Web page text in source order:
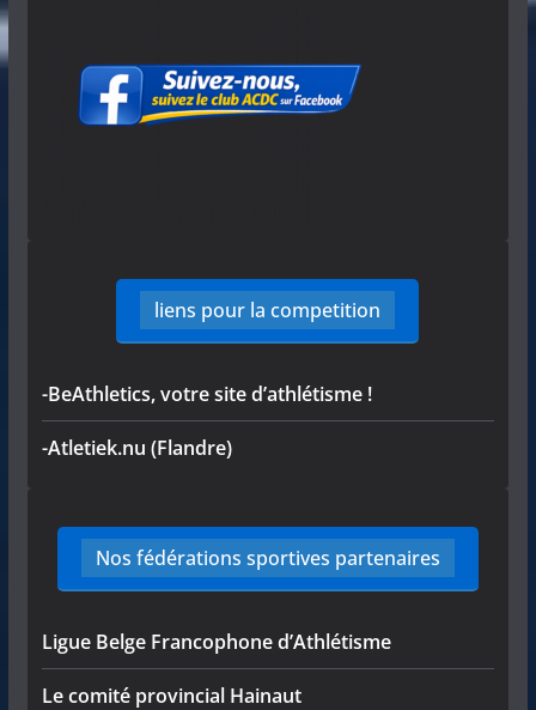
liens pour la competition
-BeAthletics, votre site d’athlétisme !
-Atletiek.nu (Flandre)
Nos fédérations sportives partenaires
Ligue Belge Francophone d’Athlétisme
Le comité provincial Hainaut